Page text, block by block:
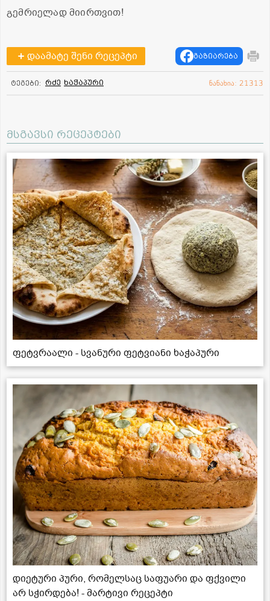
გემრიელად მიირთვით!
დაამატე შენი რეცეპტი გაზიარება
ტეგები: რძე ხაჭაპური ნანახია: 21313
მსგავსი რეცეპტები
ფეტვრაალი - სვანური ფეტვიანი ხაჭაპური
დიეტური პური, რომელსაც საფუარი და ფქვილი
არ სჭირდება! - მარტივი რეცეპტი